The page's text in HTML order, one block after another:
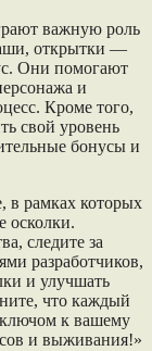
важную роль
открытки —
Они помогают
и
Кроме того,
свой уровень
бонусы и
в рамках которых
осколки.
следите за
разработчиков,
и улучшать
что каждый
к вашему
и выживания!»